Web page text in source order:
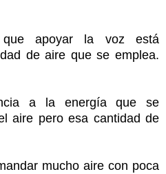
apoyar la voz está
de aire que se emplea.
a la energía que se
aire pero esa cantidad de
mucho aire con poca